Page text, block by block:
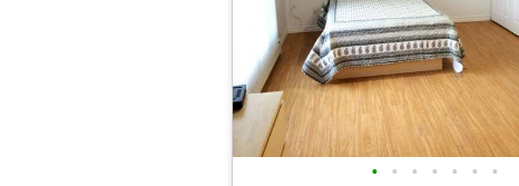
• • • • • • •